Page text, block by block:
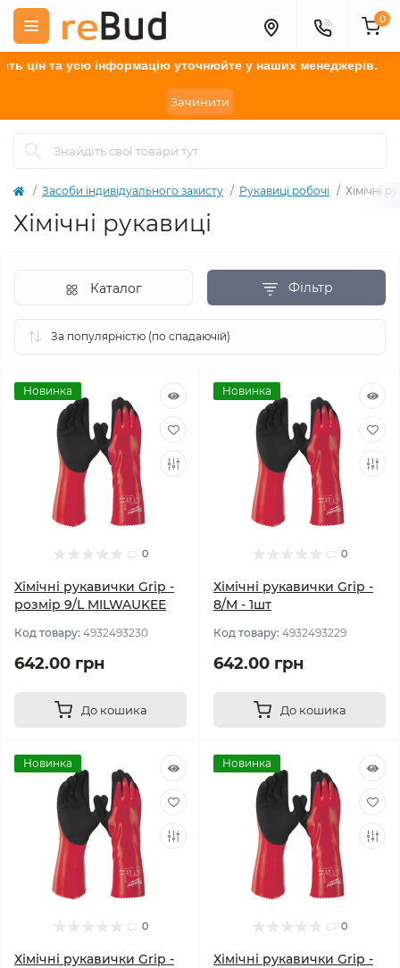
цін та усю інформацію уточнюйтеу наших менеджерів.
Зачинити
0
Засоби індивідуального захисту Рукавиці робочі Хімічні
Хімічні рукавиці
Фільтр
Каталог
Новинка
0
Хімічні рукавички Grip -
розмір 9/L MILWAUKEE
Код товару: 4932493230
642.00 грн
До кошика
Новинка
0
Хімічні рукавички Grip -
8/M - 1шт
Код товару: 4932493229
642.00 грн
До кошика
Новинка
0
Хімічні рукавички Grip -
Новинка
0
Хімічні рукавички Grip -